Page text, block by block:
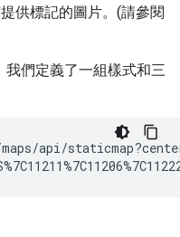
供標記的圖片。(請參閱
們定義了一組樣式和三
api/